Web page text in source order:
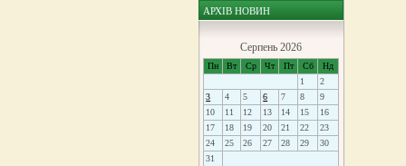
АРХІВ НОВИН
Серпень 2026
Пн Вт Ср Чт Пт Сб
Нд
1
2
3
4 5 6 7 8
9
10
11 12 13 14 15
16
17
18 19 20 21 22
23
24
25 26 27 28 29
30
31